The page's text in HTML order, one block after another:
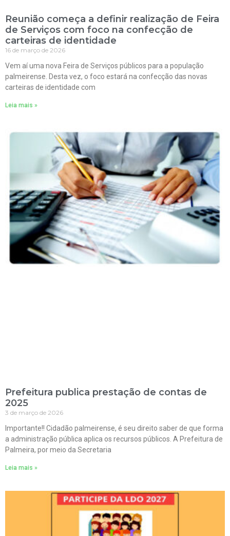
Reunião começa a definir realização de Feira
de Serviços com foco na confecção de
carteiras de identidade
16 de março de 2026
Vem aí uma nova Feira de Serviços públicos para a população
palmeirense. Desta vez, o foco estará na confecção das novas
carteiras de identidade com
Leia mais »
Prefeitura publica prestação de contas de
2025
3 de março de 2026
Importante!! Cidadão palmeirense, é seu direito saber de que forma
a administração pública aplica os recursos públicos. A Prefeitura de
Palmeira, por meio da Secretaria
Leia mais »